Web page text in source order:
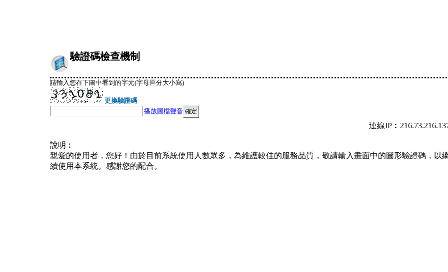
驗證碼檢查機制
請輸入您在下圖中看到的字元(字母區分大小寫)
更換驗證碼
播放圖檔聲音
連線
說明︰
親愛的使用者，您好！由於目前系統使用人數眾多，為維護較佳的服務品質，敬請輸入畫面中的圖形驗證碼，以
續使用本系統。感謝您的配合。